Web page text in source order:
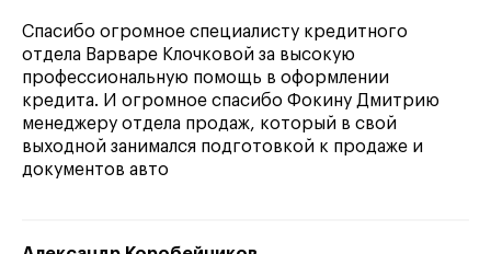
Спасибо огромное специалисту кредитного
отдела Варваре Клочковой за высокую
профессиональную помощь в оформлении
кредита. И огромное спасибо Фокину Дмитрию
менеджеру отдела продаж, который в свой
выходной занимался подготовкой к продаже и
документов авто